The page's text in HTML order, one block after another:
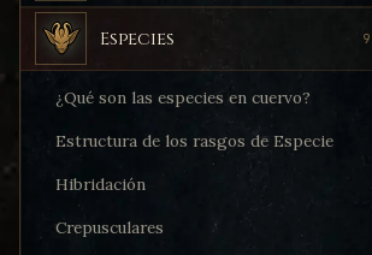
Especies 9
¿Qué son las especies en cuervo?
Estructura de los rasgos de Especie
Hibridación
Crepusculares